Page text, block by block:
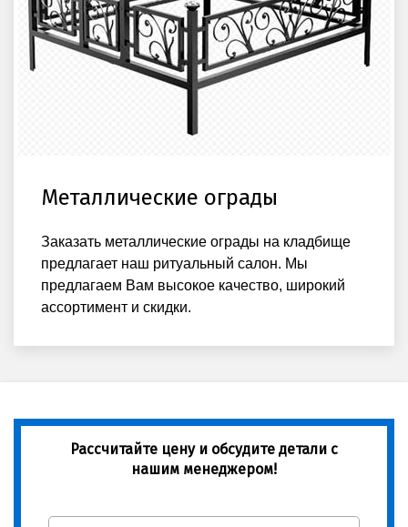
Металлические ограды
Заказать металлические ограды на кладбище
предлагает наш ритуальный салон. Мы
предлагаем Вам высокое качество, широкий
ассортимент и скидки.
Рассчитайте цену и обсудите детали с
нашим менеджером!